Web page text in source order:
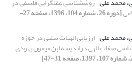
[دوره 26، شماره 104، 1396، صفحه 27-
محمد علی ارزیابی الهیات سلبی در حوزه
صفات الهی دراندیشه‌ ابن میمون یهودی